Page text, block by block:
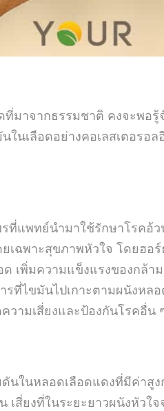
าจากธรรมชาติ คงจะพอรู้
นเลือดอย่างคอเลสเตอร
ที่แพทย์นำมาใช้รักษาโรค
เฉพาะสุขภาพหัวใจ โดยฮ
เพิ่มความแข็งแรงของกล้า
ไขมันไปเกาะตามผนังหล
ามเสี่ยงและป้องกันโรคอื่น
ในหลอดเลือดแดงที่มีค่าสู
เสี่ยงที่ในระยะยาวผนังหัว